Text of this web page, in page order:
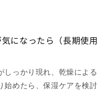
になったら（長期使用
しっかり現れ、乾燥による
始めたら、保湿ケアを検討